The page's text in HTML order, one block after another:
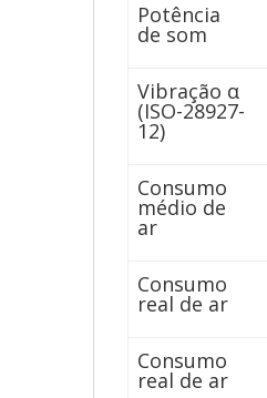
Potência
de som
Vibração α
(ISO-28927-
12)
Consumo
médio de
ar
Consumo
real de ar
Consumo
real de ar